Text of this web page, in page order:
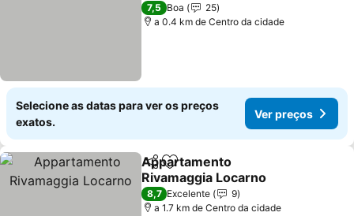
7,5 Boa
25
a 0.4 km de Centro da cidade
Selecione as datas para ver os preços
exatos.
Ver preços
PartilharAdicionar aos favoritos
Appartamento
Rivamaggia Locarno
8,7 Excelente
9
a 1.7 km de Centro da cidade